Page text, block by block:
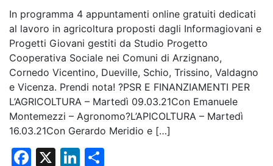
In programma 4 appuntamenti online gratuiti dedicati
al lavoro in agricoltura proposti dagli Informagiovani e
Progetti Giovani gestiti da Studio Progetto
Cooperativa Sociale nei Comuni di Arzignano,
Cornedo Vicentino, Dueville, Schio, Trissino, Valdagno
e Vicenza. Prendi nota! ?PSR E FINANZIAMENTI PER
L’AGRICOLTURA – Martedì 09.03.21Con Emanuele
Montemezzi – Agronomo?L’APICOLTURA – Martedì
16.03.21Con Gerardo Meridio e […]
F
X
Li